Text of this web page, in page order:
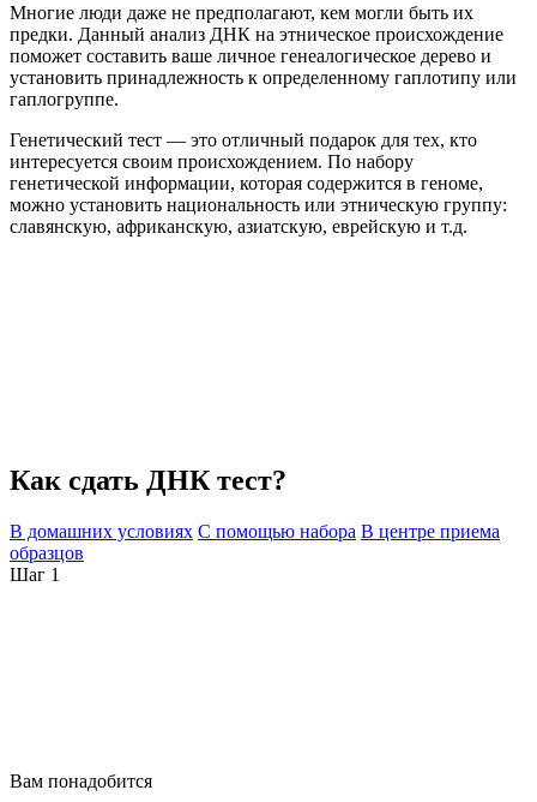
Многие люди даже не предполагают, кем могли быть их
предки. Данный анализ ДНК на этническое происхождение
поможет составить ваше личное генеалогическое дерево и
установить принадлежность к определенному гаплотипу или
гаплогруппе.
Генетический тест — это отличный подарок для тех, кто
интересуется своим происхождением. По набору
генетической информации, которая содержится в геноме,
можно установить национальность или этническую группу:
славянскую, африканскую, азиатскую, еврейскую и т.д.
Как сдать ДНК тест?
В домашних условиях С помощью набора В центре приема
образцов
Шаг 1
Вам понадобится